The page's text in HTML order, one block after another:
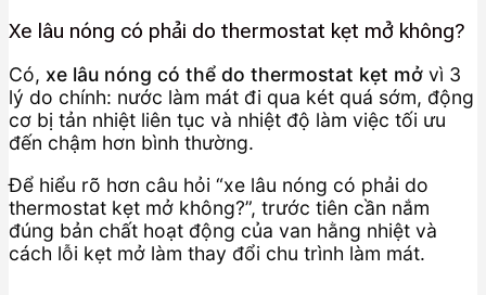
Xe lâu nóng có phải do thermostat kẹt mở không?
Có, xe lâu nóng có thể do thermostat kẹt mở vì 3
lý do chính: nước làm mát đi qua két quá sớm, động
cơ bị tản nhiệt liên tục và nhiệt độ làm việc tối ưu
đến chậm hơn bình thường.
Để hiểu rõ hơn câu hỏi “xe lâu nóng có phải do
thermostat kẹt mở không?”, trước tiên cần nắm
đúng bản chất hoạt động của van hằng nhiệt và
cách lỗi kẹt mở làm thay đổi chu trình làm mát.